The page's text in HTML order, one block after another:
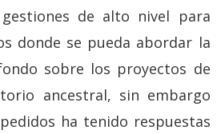
de alto nivel para
donde se pueda abordar la
sobre los proyectos de
ancestral, sin embargo
ha tenido respuestas